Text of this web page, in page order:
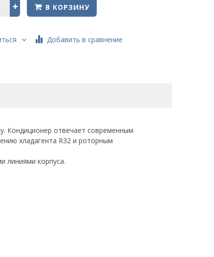
В КОРЗИНУ
Добавить в сравнение
Кондиционер отвечает современным
хладагента R32 и роторным
линиями корпуса.